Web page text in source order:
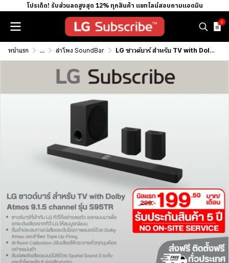
โปรเด็ด! รับส่วนลดสูงสุด 12% ทุกสินค้า แชทไลน์สอบถามแอดมิน
0
หน้าแรก ... ลำโพง SoundBar LG ซาวด์บาร์ สำหรับ TV with Dolby Atmos 9.1.5 channel รุ่น S95TR (9.1.5 CH, 810 วัตต์)